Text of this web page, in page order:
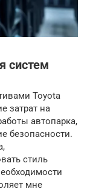
систем
Toyota
затрат на
автопарка,
безопасности.
стиль
мне